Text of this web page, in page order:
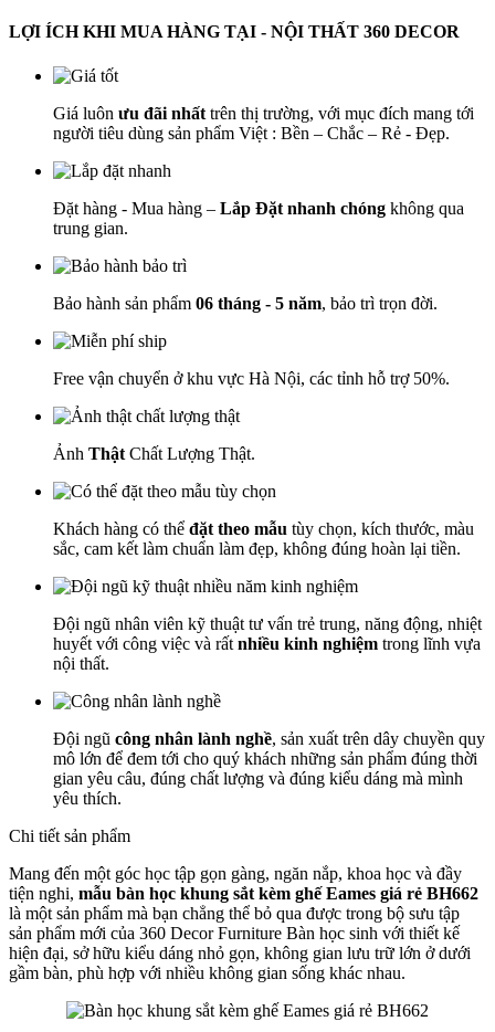
LỢI ÍCH KHI MUA HÀNG TẠI - NỘI THẤT 360 DECOR
Giá luôn ưu đãi nhất trên thị trường, với mục đích mang tới
người tiêu dùng sản phẩm Việt : Bền – Chắc – Rẻ - Đẹp.
Đặt hàng - Mua hàng – Lắp Đặt nhanh chóng không qua
trung gian.
Bảo hành sản phẩm 06 tháng - 5 năm, bảo trì trọn đời.
Free vận chuyển ở khu vực Hà Nội, các tỉnh hỗ trợ 50%.
Ảnh Thật Chất Lượng Thật.
Khách hàng có thể đặt theo mẫu tùy chọn, kích thước, màu
sắc, cam kết làm chuẩn làm đẹp, không đúng hoàn lại tiền.
Đội ngũ nhân viên kỹ thuật tư vấn trẻ trung, năng động, nhiệt
huyết với công việc và rất nhiều kinh nghiệm trong lĩnh vựa
nội thất.
Đội ngũ công nhân lành nghề, sản xuất trên dây chuyền quy
mô lớn để đem tới cho quý khách những sản phẩm đúng thời
gian yêu câu, đúng chất lượng và đúng kiểu dáng mà mình
yêu thích.
Chi tiết sản phẩm
Mang đến một góc học tập gọn gàng, ngăn nắp, khoa học và đầy
tiện nghi, mẫu bàn học khung sắt kèm ghế Eames giá rẻ BH662
là một sản phẩm mà bạn chẳng thể bỏ qua được trong bộ sưu tập
sản phẩm mới của 360 Decor Furniture Bàn học sinh với thiết kế
hiện đại, sở hữu kiểu dáng nhỏ gọn, không gian lưu trữ lớn ở dưới
gầm bàn, phù hợp với nhiều không gian sống khác nhau.